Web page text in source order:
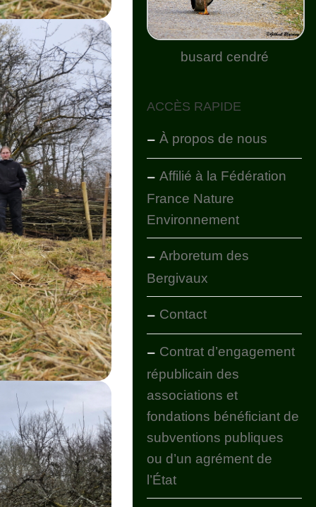
busard cendré
ACCÈS RAPIDE
À propos de nous
Affilié à la Fédération
France Nature
Environnement
Arboretum des
Bergivaux
Contact
Contrat d’engagement
républicain des
associations et
fondations bénéficiant de
subventions publiques
ou d’un agrément de
l’État